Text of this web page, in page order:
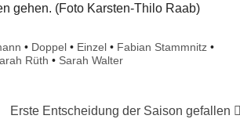
gehen. (Foto Karsten-Thilo Raab)
• Doppel • Einzel • Fabian Stammnitz •
Rüth • Sarah Walter
Erste Entscheidung der Saison gefallen